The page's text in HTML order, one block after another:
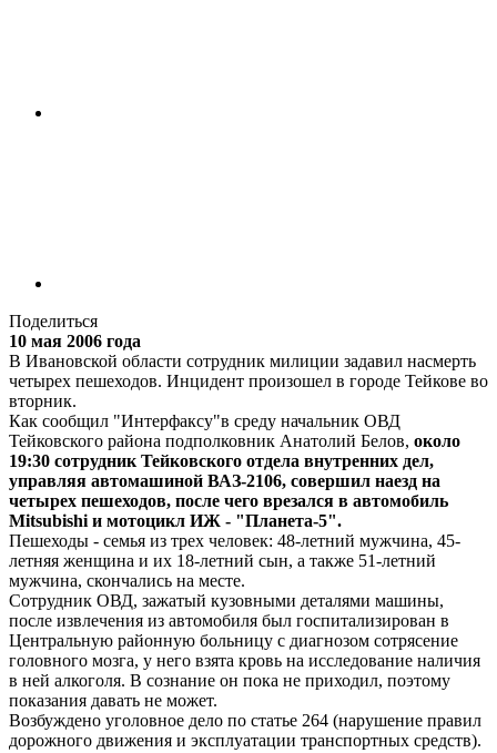
Поделиться
10 мая 2006 года
В Ивановской области сотрудник милиции задавил насмерть
четырех пешеходов. Инцидент произошел в городе Тейкове во
вторник.
Как сообщил "Интерфаксу"в среду начальник ОВД
Тейковского района подполковник Анатолий Белов, около
19:30 сотрудник Тейковского отдела внутренних дел,
управляя автомашиной ВАЗ-2106, совершил наезд на
четырех пешеходов, после чего врезался в автомобиль
Mitsubishi и мотоцикл ИЖ - "Планета-5".
Пешеходы - семья из трех человек: 48-летний мужчина, 45-
летняя женщина и их 18-летний сын, а также 51-летний
мужчина, скончались на месте.
Сотрудник ОВД, зажатый кузовными деталями машины,
после извлечения из автомобиля был госпитализирован в
Центральную районную больницу с диагнозом сотрясение
головного мозга, у него взята кровь на исследование наличия
в ней алкоголя. В сознание он пока не приходил, поэтому
показания давать не может.
Возбуждено уголовное дело по статье 264 (нарушение правил
дорожного движения и эксплуатации транспортных средств).